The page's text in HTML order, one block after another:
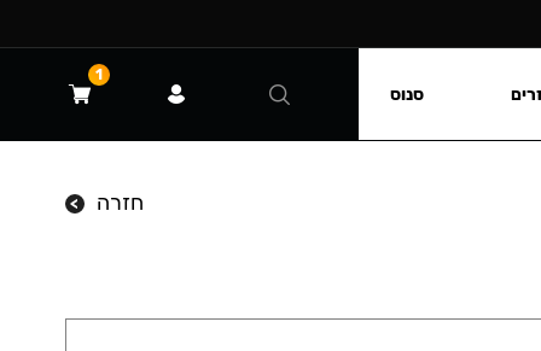
חזרה
סנוס
1